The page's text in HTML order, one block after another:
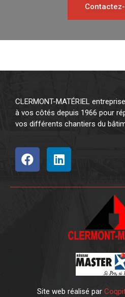
CLERMONT-MATÉRIEL
à vos côtés depuis 1966 pour
vos différents chantiers du
Site web réalisé par